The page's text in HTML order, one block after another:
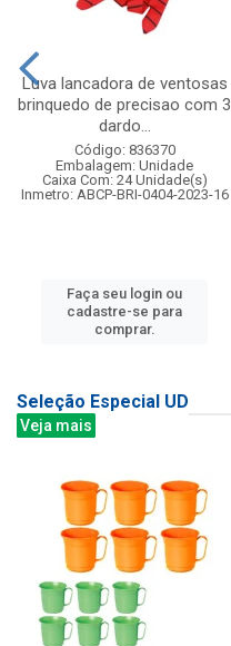
Luva lancadora de ventosas
brinquedo de precisao com 3
dardo...
Código: 836370
Embalagem: Unidade
Caixa Com: 24 Unidade(s)
Inmetro: ABCP-BRI-0404-2023-16
Faça seu login ou
cadastre-se para
comprar.
Seleção Especial UD
Veja mais